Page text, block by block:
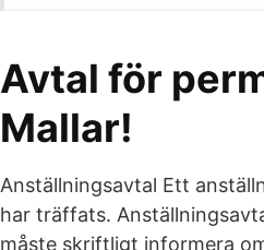
Avtal för
Mallar!
Anställningsavtal Ett
har träffats.
måste skriftligt informera